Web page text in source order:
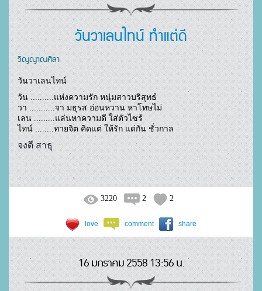
วันวาเลนไทน์ ทำแต่ดี
วิญญาณศิลา
วันวาเลนไทน์
วัน ..........แห่งความรัก หนุ่มสาวบริสุทธ์
วา ...........จา มธุรส อ่อนหวาน หาโทษไม่
เลน .........แล่นหาความดี ใส่ตัวไซร้
ไทน์ ........ทายจิต คิดแต่ ให้รัก แด่กัน ชั่วกาล
จงดี สาธุ
3220 2 2
love comment share
16 มกราคม 2558 13:56 น.